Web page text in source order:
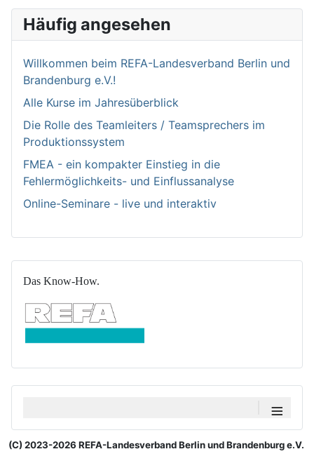
Das Know-How.
Häufig angesehen
Willkommen bei­m REFA-Landesverband Berlin und
Brandenburg e.V.!
Alle Kurse im Jahresüberblick
Die Rolle des Teamleiters / Teamsprechers im
Produktionssystem
FMEA - ein kompakter Einstieg in die
Fehlermöglichkeits- und Einflussanalyse
Online-Seminare - live und interaktiv
≡
(C) 2023-2026 REFA-Landesverband Berlin und Brandenburg e.V.